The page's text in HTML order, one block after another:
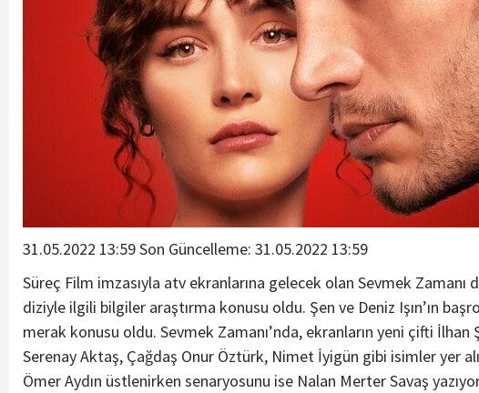
31.05.2022 13:59 Son Güncelleme: 31.05.2022 13:59
Süreç Film imzasıyla atv ekranlarına gelecek olan Sevmek Zamanı
diziyle ilgili bilgiler araştırma konusu oldu. Şen ve Deniz Işın’ın
merak konusu oldu. Sevmek Zamanı’nda, ekranların yeni çifti İlhan
Serenay Aktaş, Çağdaş Onur Öztürk, Nimet İyigün gibi isimler yer
Ömer Aydın üstlenirken senaryosunu ise Nalan Merter Savaş